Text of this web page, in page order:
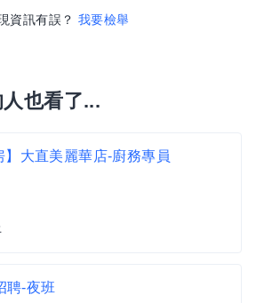
資訊有誤？ 我要檢舉
也看了...
】大直美麗華店-廚務專員
聘-夜班